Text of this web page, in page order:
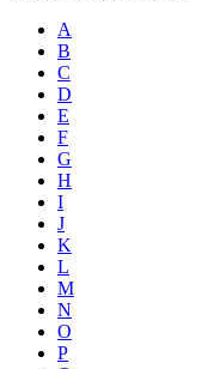
A
B
C
D
E
F
G
H
I
J
K
L
M
N
O
P